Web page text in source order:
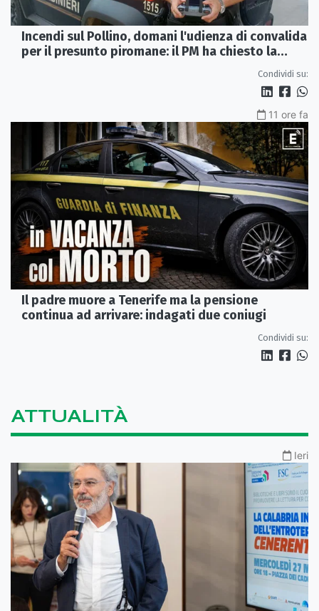
Incendi sul Pollino, domani l'udienza di convalida
per il presunto piromane: il PM ha chiesto la
Condividi su:
11 ore fa
Il padre muore a Tenerife ma la pensione
continua ad arrivare: indagati due coniugi
Condividi su:
ATTUALITÀ
Ieri